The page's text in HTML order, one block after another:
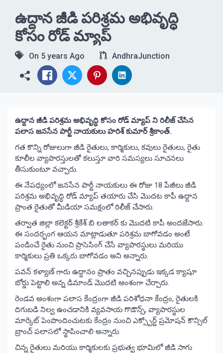
ఉద్దాన జీడి పరిశ్రమ అభివృద్ధి
కోసం రోడ్ మ్యాప్
On 5 years Ago AndhraJunction
ఉద్దాన జీడి పరిశ్రమ అభివృద్ధి కోసం రోడ్ మ్యాప్ ని రిలీజ్ చేసిన
పలాస జనసేన పార్టీ నాయకులు హరిశ్ కుమార్ శ్రీకాంత్.
గత కొన్ని రోజులుగా జీడి రైతులు, కార్మికులు, కవులు రైతులు, రైతు
కూలీల వ్యాపారస్తులతో కలుస్తూ వారి సమస్యలు సూచనలు
తీసుకుంటూ వచ్చారు.
ఈ నేపధ్యంలో జనసేన పార్టీ నాయకులు ఈ రోజు 18 పేజీలు జీడి
పరిశ్రమ అభివృద్ధి రోడ్ మ్యాప్ తయారు చేసి మొదట కాపీ ఉద్దాన
ప్రాంత రైతుతో మీడియా సమక్షంలో రిలీజ్ చేసారు.
తర్వాత జిల్లా కలెక్టర్ శ్రీకేశ్ బి లతాకర్ కు మొదటి కాపీ అందజేసారు.
ఈ సందర్భంగ ఆయన మాట్లాడుతూ పరిశ్రమ బాగోవడం అంటే
పండించే రైతు నుంచి ప్రాసెసింగ్ చేసే వ్యాపారస్థులు మరియు
కార్మికులు ప్రతి ఒక్కరు బాగోవడం అని అన్నారు.
పవన్ కళ్యాణ్ గారు ఉద్దానం ప్రాతం వచ్చినప్పుడు ఇక్కడ క్యాషూ
బోర్డు పెట్టాలి అన్న డిమాండ్ మొదటి అంశంగా చేర్చారు.
రెండవ అంశంగా పలాస కేంద్రంగా జీడి పరిశోధనా కేంద్రం, రైతులకి
దిగుబడి నిల్వ ఉంచడానికి వ్యవసాయ గొడౌన్స్, వ్యాపారస్థుల
మార్కెట్ పెంపొందించుటకు కేంద్రం నుంచి ఎక్స్పోర్ట్ ప్రమోషన్ కౌన్సిల్
బ్రాంచ్ పలాసలో స్థాపించాలి అన్నారు.
చిన్న రైతులు మరియు కార్మికులకు ప్రభుత్వ భూమిలో జీడి సాగు